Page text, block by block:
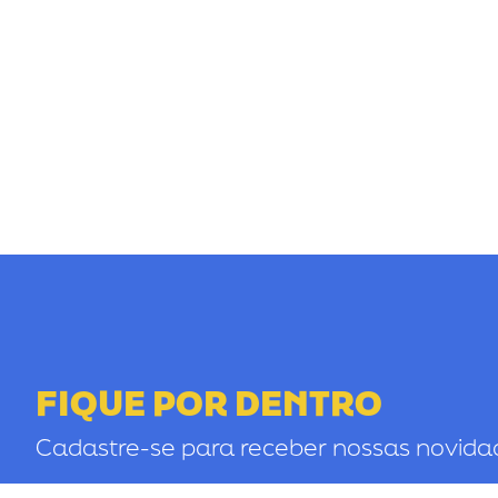
FIQUE POR DENTRO
Cadastre-se para receber nossas